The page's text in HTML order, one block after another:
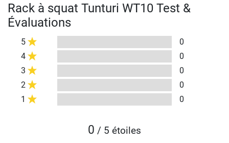
Rack à squat Tunturi WT10 Test &
Évaluations
5
0
4
0
3
0
2
0
1
0
0 / 5 étoiles